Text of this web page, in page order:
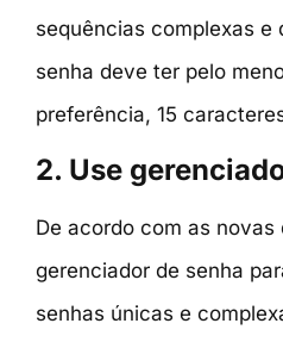
sequências complexas e
senha deve ter pelo
preferência, 15
2. Use
De acordo com as
gerenciador de senha
senhas únicas e